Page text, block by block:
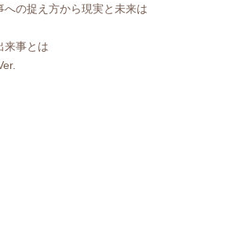
への捉え方から現実と未来は
来事とは